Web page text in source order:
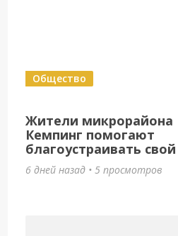
Жители микрорайона
Кемпинг помогают
благоустраивать
Общество
6 дней назад • 5 просмотров